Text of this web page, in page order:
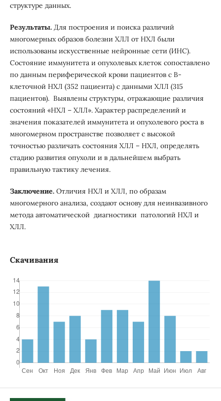
структуре данных.
Результаты.Для построения и поиска различий
многомерных образов болезни ХЛЛ от НХЛ были
использованы искусственные нейронные сети (ИНС).
Состояние иммунитета и опухолевых клеток сопоставлено
по данным периферической крови пациентов с В-
клеточной НХЛ (352 пациента) с данными ХЛЛ (315
пациентов). Выявлены структуры, отражающие различия
состояний «НХЛ – ХЛЛ». Характер распределений и
значения показателей иммунитета и опухолевого роста в
многомерном пространстве позволяет с высокой
точностью различать состояния ХЛЛ – НХЛ, определять
стадию развития опухоли и в дальнейшем выбрать
правильную тактику лечения.
Заключение. Отличия НХЛ и ХЛЛ, по образам
многомерного анализа, создают основу для неинвазивного
метода автоматической диагностики патологий НХЛ и
ХЛЛ.
Скачивания